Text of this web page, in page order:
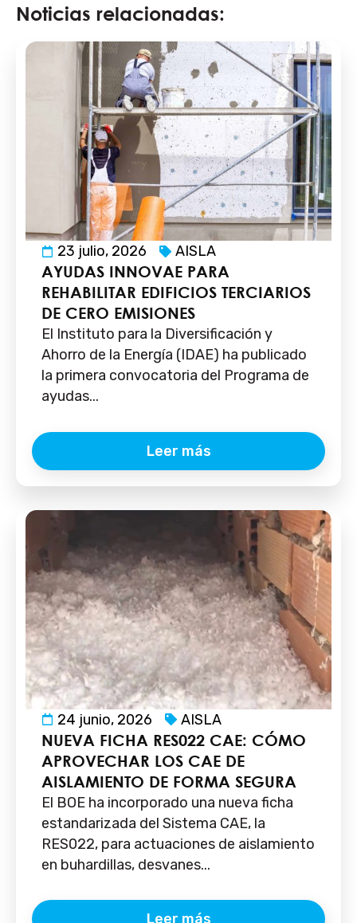
Noticias relacionadas:
23 julio, 2026 AISLA
AYUDAS INNOVAE PARA
REHABILITAR EDIFICIOS TERCIARIOS
DE CERO EMISIONES
El Instituto para la Diversificación y
Ahorro de la Energía (IDAE) ha publicado
la primera convocatoria del Programa de
ayudas...
Leer más
24 junio, 2026 AISLA
NUEVA FICHA RES022 CAE: CÓMO
APROVECHAR LOS CAE DE
AISLAMIENTO DE FORMA SEGURA
El BOE ha incorporado una nueva ficha
estandarizada del Sistema CAE, la
RES022, para actuaciones de aislamiento
en buhardillas, desvanes...
Leer más